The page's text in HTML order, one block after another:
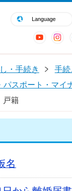
Language
・手続き 手続
パスポート・マイ
戸籍
名